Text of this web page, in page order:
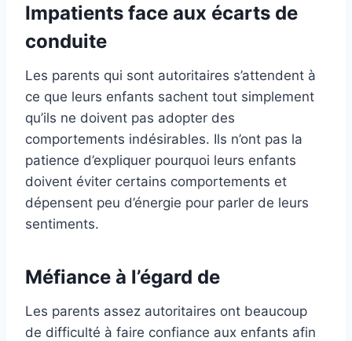
Impatients face aux écarts de
conduite
Les parents qui sont autoritaires s’attendent à
ce que leurs enfants sachent tout simplement
qu’ils ne doivent pas adopter des
comportements indésirables. Ils n’ont pas la
patience d’expliquer pourquoi leurs enfants
doivent éviter certains comportements et
dépensent peu d’énergie pour parler de leurs
sentiments.
Méfiance à l’égard de
Les parents assez autoritaires ont beaucoup
de difficulté à faire confiance aux enfants afin